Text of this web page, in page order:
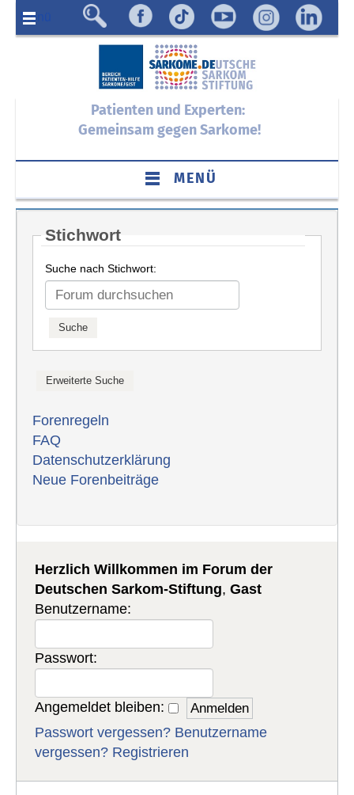
Menü
Patienten und Experten:
Gemeinsam gegen Sarkome!
MENÜ
Stichwort
Suche nach Stichwort:
Forenregeln
FAQ
Datenschutzerklärung
Neue Forenbeiträge
Herzlich Willkommen im Forum der
Deutschen Sarkom-Stiftung,Gast
Benutzername:
Passwort:
Angemeldet bleiben:
Passwort vergessen? Benutzername
vergessen? Registrieren